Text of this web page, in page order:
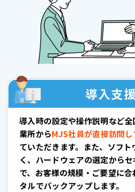
導入支援
導入時の設定や操作説明など
業所からMJS社員が直接訪問
ていただきます。また、ソフ
く、ハードウェアの選定から
で、お客様の規模・ご要望に
タルでバックアップします。